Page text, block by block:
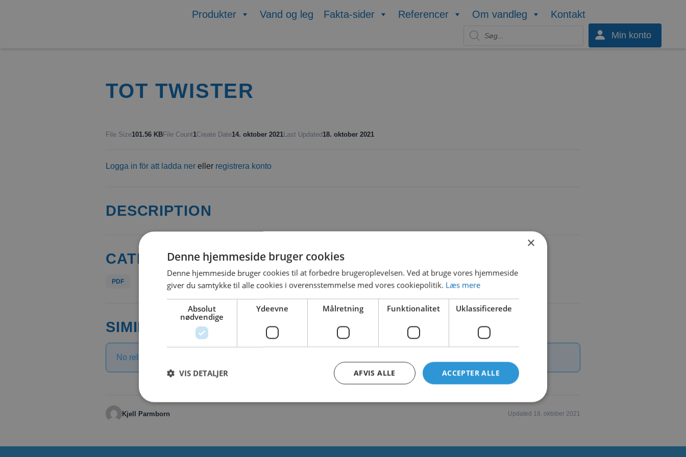
Produkter Vand og leg Fakta-sider Referencer Om vandleg Kontakt
Min konto
TOT TWISTER
File Size101.56 KBFile Count1Create Date14. oktober 2021Last Updated 18. oktober 2021
Logga in för att ladda ner eller registrera konto
DESCRIPTION
CATEGORIES & TAGS
PDF
SIMILAR DOWNLOADS
No related download found!
Kjell Parmborn Updated 18. oktober 2021
×
Denne hjemmeside bruger cookies
Denne hjemmeside bruger cookies til at forbedre brugeroplevelsen. Ved at bruge vores hjemmeside
giver du samtykke til alle cookies i overensstemmelse med vores cookiepolitik. Læs mere
Absolut
nødvendige
Ydeevne Målretning Funktionalitet Uklassificerede
ACCEPTER ALLE
AFVIS ALLE
VIS DETALJER